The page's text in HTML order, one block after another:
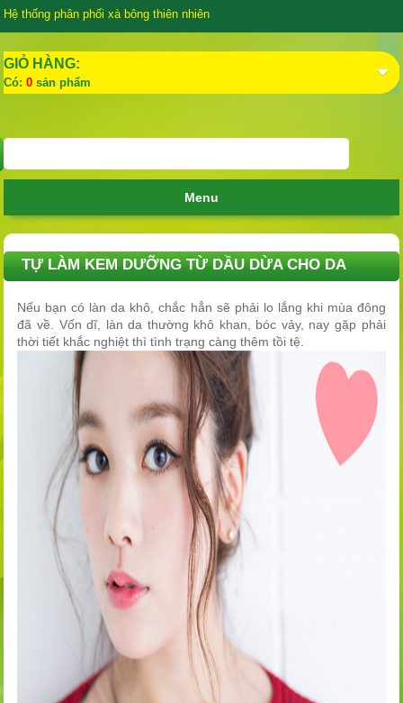
Hệ thống phân phối xà bông thiên nhiên
GIỎ HÀNG:
Có:0 sản phẩm
Menu
TỰ LÀM KEM DƯỠNG TỪ DẦU DỪA CHO DA
Nếu bạn có làn da khô, chắc hẳn sẽ phải lo lắng khi mùa đông
đã về. Vốn dĩ, làn da thường khô khan, bóc vảy, nay gặp phải
thời tiết khắc nghiệt thì tình trạng càng thêm tồi tệ.